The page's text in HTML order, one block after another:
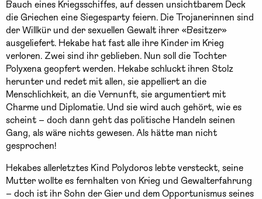
Bauch eines Kriegsschiffes, auf dessen unsichtbarem Deck
die Griechen eine Siegesparty feiern. Die Trojanerinnen sind
der Willkür und der sexuellen Gewalt ihrer «Besitzer»
ausgeliefert. Hekabe hat fast alle ihre Kinder im Krieg
verloren. Zwei sind ihr geblieben. Nun soll die Tochter
Polyxena geopfert werden. Hekabe schluckt ihren Stolz
herunter und redet mit allen, sie appelliert an die
Menschlichkeit, an die Vernunft, sie argumentiert mit
Charme und Diplomatie. Und sie wird auch gehört, wie es
scheint – doch dann geht das politische Handeln seinen
Gang, als wäre nichts gewesen. Als hätte man nicht
gesprochen!
Hekabes allerletztes Kind Polydoros lebte versteckt, seine
Mutter wollte es fernhalten von Krieg und Gewalterfahrung
– doch ist ihr Sohn der Gier und dem Opportunismus seines